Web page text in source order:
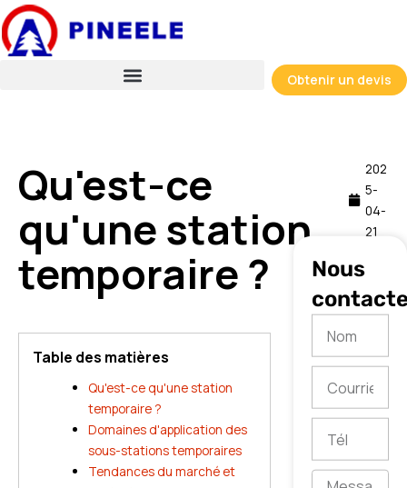
Skip
to
content
Obtenir un devis
Qu'est-ce
qu'une station
temporaire ?
202
5-
04-
21
7
Table des matières
Qu'est-ce qu'une station
temporaire ?
Domaines d'application des
sous-stations temporaires
Tendances du marché et
Nous
Message